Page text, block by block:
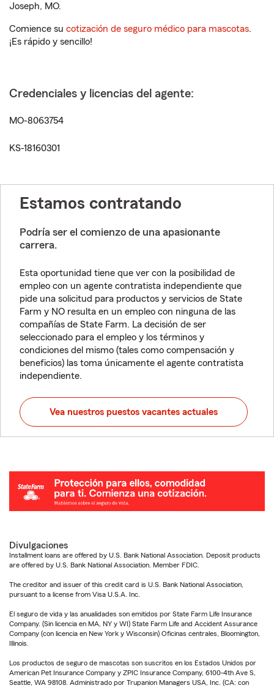
Joseph, MO.
Comience su cotización de seguro médico para mascotas.
¡Es rápido y sencillo!
Credenciales y licencias del agente:
MO-8063754
KS-18160301
Estamos contratando
Podría ser el comienzo de una apasionante
carrera.
Esta oportunidad tiene que ver con la posibilidad de
empleo con un agente contratista independiente que
pide una solicitud para productos y servicios de State
Farm y NO resulta en un empleo con ninguna de las
compañías de State Farm. La decisión de ser
seleccionado para el empleo y los términos y
condiciones del mismo (tales como compensación y
beneficios) las toma únicamente el agente contratista
independiente.
Vea nuestros puestos vacantes actuales
Divulgaciones
Installment loans are offered by U.S. Bank National Association. Deposit products
are offered by U.S. Bank National Association. Member FDIC.
The creditor and issuer of this credit card is U.S. Bank National Association,
pursuant to a license from Visa U.S.A. Inc.
El seguro de vida y las anualidades son emitidos por State Farm Life Insurance
Company. (Sin licencia en MA, NY y WI) State Farm Life and Accident Assurance
Company (con licencia en New York y Wisconsin) Oficinas centrales, Bloomington,
Illinois.
Los productos de seguro de mascotas son suscritos en los Estados Unidos por
American Pet Insurance Company y ZPIC Insurance Company, 6100-4th Ave S,
Seattle, WA 98108. Administrado por Trupanion Managers USA, Inc. (CA: con